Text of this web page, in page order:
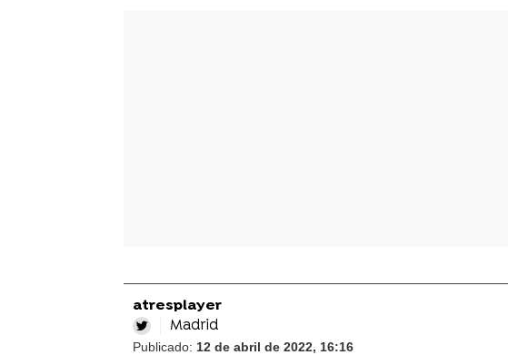
atresplayer
Madrid
Publicado: 12 de abril de 2022, 16:16